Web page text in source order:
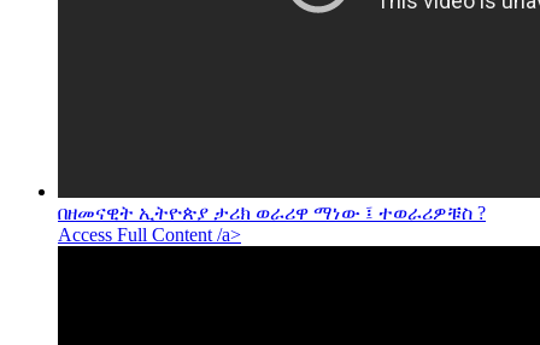
በዘመናዊት ኢትዮጵያ ታሪክ ወራሪዋ ማነው ፤ ተወራሪዎቹስ ?
Access Full Content /a>